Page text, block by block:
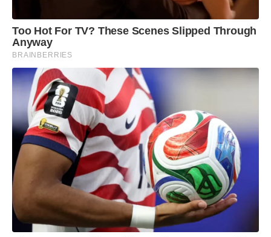
Too Hot For TV? These Scenes Slipped Through
Anyway
BRAINBERRIES